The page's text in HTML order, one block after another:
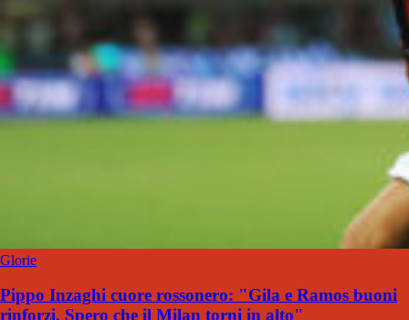
Glorie
Pippo Inzaghi cuore rossonero: "Gila e Ramos buoni
rinforzi. Spero che il Milan torni in alto"